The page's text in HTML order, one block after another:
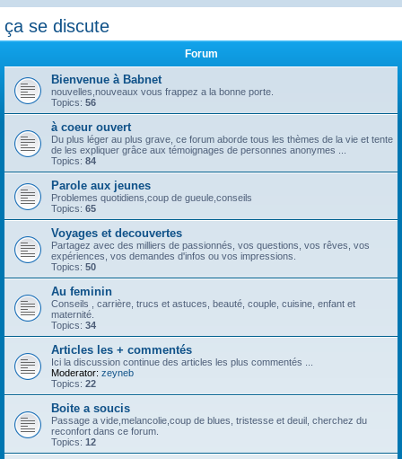
ça se discute
Forum
Bienvenue à Babnet
nouvelles,nouveaux vous frappez a la bonne porte.
Topics: 56
à coeur ouvert
Du plus léger au plus grave, ce forum aborde tous les thèmes de la vie et tente
de les expliquer grâce aux témoignages de personnes anonymes ...
Topics: 84
Parole aux jeunes
Problemes quotidiens,coup de gueule,conseils
Topics: 65
Voyages et decouvertes
Partagez avec des milliers de passionnés, vos questions, vos rêves, vos
expériences, vos demandes d'infos ou vos impressions.
Topics: 50
Au feminin
Conseils , carrière, trucs et astuces, beauté, couple, cuisine, enfant et
maternité.
Topics: 34
Articles les + commentés
Ici la discussion continue des articles les plus commentés ...
Moderator: zeyneb
Topics: 22
Boite a soucis
Passage a vide,melancolie,coup de blues, tristesse et deuil, cherchez du
reconfort dans ce forum.
Topics: 12